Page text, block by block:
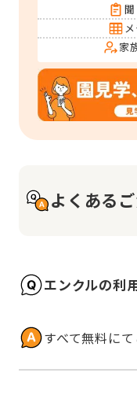
家
よくある
エンクルの利
すべて無料にて